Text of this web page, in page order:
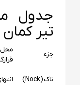
جدول
تیر کمان
جزء
محل
ناک (Nock)